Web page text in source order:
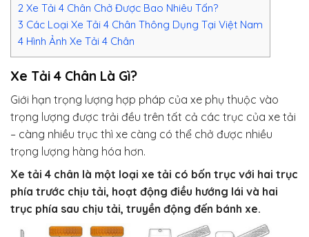
2 Xe Tải 4 Chân Chở Được Bao Nhiêu Tấn?
3 Các Loại Xe Tải 4 Chân Thông Dụng Tại Việt Nam
4 Hình Ảnh Xe Tải 4 Chân
Xe Tải 4 Chân Là Gì?
Giới hạn trọng lượng hợp pháp của xe phụ thuộc vào
trọng lượng được trải đều trên tất cả các trục của xe tải
– càng nhiều trục thì xe càng có thể chở được nhiều
trọng lượng hàng hóa hơn.
Xe tải 4 chân là một loại xe tải có bốn trục với hai trục
phía trước chịu tải, hoạt động điều hướng lái và hai
trục phía sau chịu tải, truyền động đến bánh xe.